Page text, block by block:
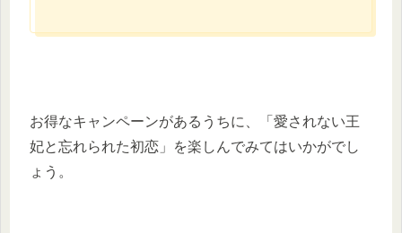
お得なキャンペーンがあるうちに、「愛されない王
妃と忘れられた初恋」を楽しんでみてはいかがでし
ょう。